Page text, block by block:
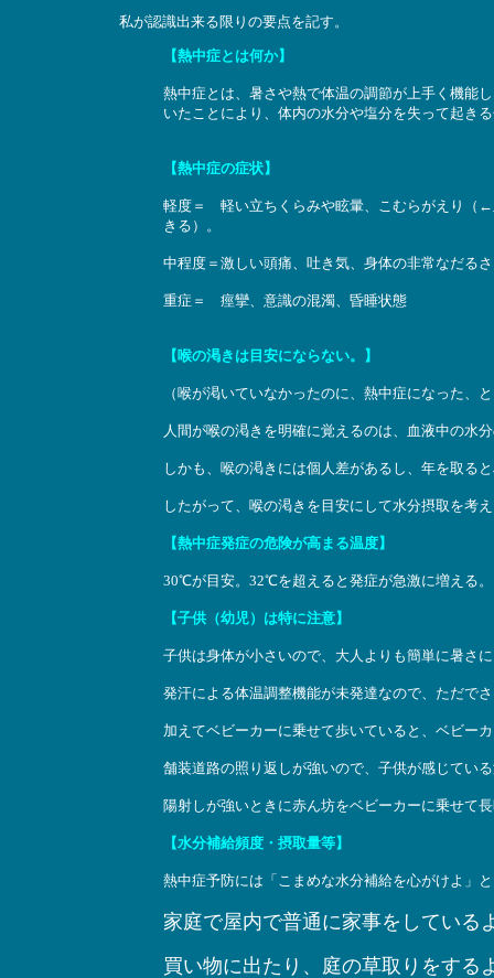
私が認識出来る限りの要点を記す。
【熱中症とは何か】
熱中症とは、暑さや熱で体温の調節が上手く機能
いたことにより、体内の水分や塩分を失って起き
【熱中症の症状】
軽度＝ 軽い立ちくらみや眩暈、こむらがえり（←
きる）。
中程度＝激しい頭痛、吐き気、身体の非常なだる
重症＝ 痙攣、意識の混濁、昏睡状態
【喉の渇きは目安にならない。】
（喉が渇いていなかったのに、熱中症になった、
人間が喉の渇きを明確に覚えるのは、血液中の水
しかも、喉の渇きには個人差があるし、年を取る
したがって、喉の渇きを目安にして水分摂取を考
【熱中症発症の危険が高まる温度】
30℃が目安。32℃を超えると発症が急激に増える。
【子供（幼児）は特に注意】
子供は身体が小さいので、大人よりも簡単に暑さ
発汗による体温調整機能が未発達なので、ただで
加えてベビーカーに乗せて歩いていると、ベビー
舗装道路の照り返しが強いので、子供が感じてい
陽射しが強いときに赤ん坊をベビーカーに乗せて
【水分補給頻度・摂取量等】
熱中症予防には「こまめな水分補給を心がけよ」
家庭で屋内で普通に家事をしている
買い物に出たり、庭の草取りをする